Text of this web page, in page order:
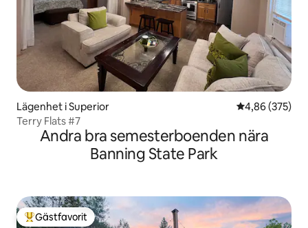
Lägenhet i Superior 4,86 av 5 i
4,86 (375)
Terry Flats #7
Andra bra semesterboenden nära
Banning State Park
Populär gästfavorit
Gästfavorit